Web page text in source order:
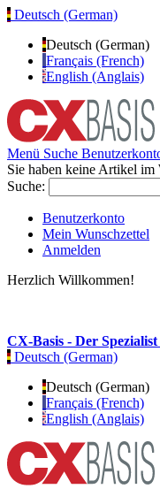
Deutsch (German)
Deutsch (German)
Français (French)
English (Anglais)
Menü Suche
Sie haben keine Artikel im
Suche:
Benutzerkonto
Mein Wunschzettel
Anmelden
Herzlich Willkommen!
CX-Basis - Der
Deutsch (German)
Deutsch (German)
Français (French)
English (Anglais)